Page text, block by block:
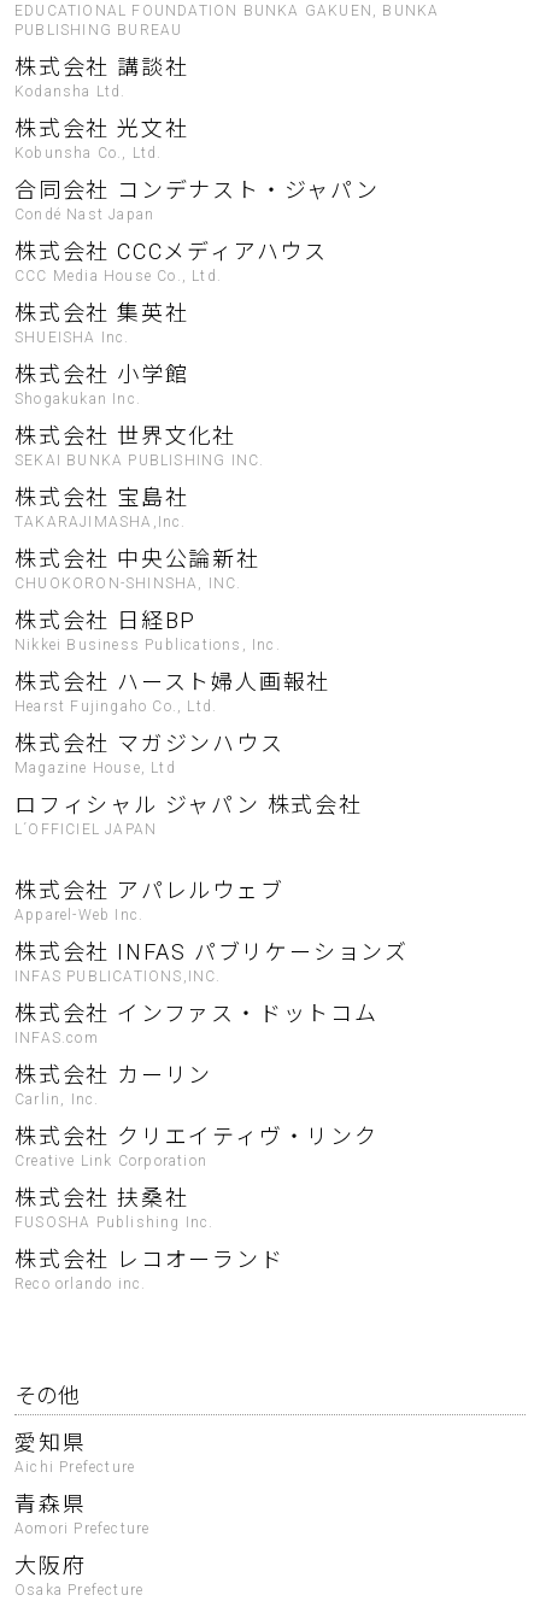
EDUCATIONAL FOUNDATION BUNKA GAKUEN, BUNKA
PUBLISHING BUREAU
株式会社 講談社
Kodansha Ltd.
株式会社 光文社
Kobunsha Co., Ltd.
合同会社 コンデナスト・ジャパン
Condé Nast Japan
株式会社 CCCメディアハウス
CCC Media House Co., Ltd.
株式会社 集英社
SHUEISHA Inc.
株式会社 小学館
Shogakukan Inc.
株式会社 世界文化社
SEKAI BUNKA PUBLISHING INC.
株式会社 宝島社
TAKARAJIMASHA,Inc.
株式会社 中央公論新社
CHUOKORON-SHINSHA, INC.
株式会社 日経BP
Nikkei Business Publications, Inc.
株式会社 ハースト婦人画報社
Hearst Fujingaho Co., Ltd.
株式会社 マガジンハウス
Magazine House, Ltd
ロフィシャル ジャパン 株式会社
L´OFFICIEL JAPAN
株式会社 アパレルウェブ
Apparel-Web Inc.
株式会社 INFAS パブリケーションズ
INFAS PUBLICATIONS,INC.
株式会社 インファス・ドットコム
INFAS.com
株式会社 カーリン
Carlin, Inc.
株式会社 クリエイティヴ・リンク
Creative Link Corporation
株式会社 扶桑社
FUSOSHA Publishing Inc.
株式会社 レコオーランド
Reco orlando inc.
その他
愛知県
Aichi Prefecture
青森県
Aomori Prefecture
大阪府
Osaka Prefecture